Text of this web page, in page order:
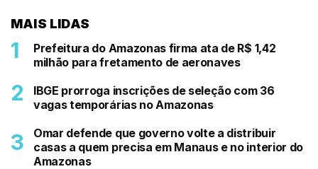
MAIS LIDAS
Prefeitura do Amazonas firma ata de R$ 1,42
milhão para fretamento de aeronaves
IBGE prorroga inscrições de seleção com 36
vagas temporárias no Amazonas
Omar defende que governo volte a distribuir
casas a quem precisa em Manaus e no interior do
Amazonas